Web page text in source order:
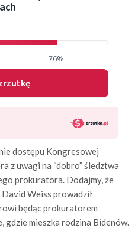
dostępu Kongresowej
z uwagi na “dobro” śledztwa
prokuratora. Dodajmy, że
Weiss prowadził
będąc prokuratorem
mieszka rodzina Bidenów.